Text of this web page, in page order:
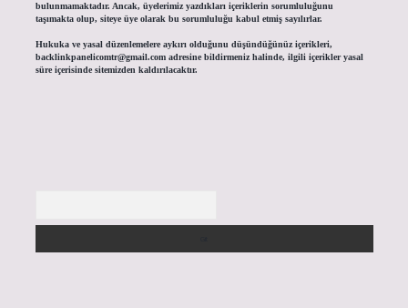
bulunmamaktadır. Ancak, üyelerimiz yazdıkları içeriklerin sorumluluğunu
taşımakta olup, siteye üye olarak bu sorumluluğu kabul etmiş sayılırlar.
Hukuka ve yasal düzenlemelere aykırı olduğunu düşündüğünüz içerikleri,
backlinkpanelicomtr@gmail.comadresine bildirmeniz halinde, ilgili içerikler yasal
süre içerisinde sitemizden kaldırılacaktır.